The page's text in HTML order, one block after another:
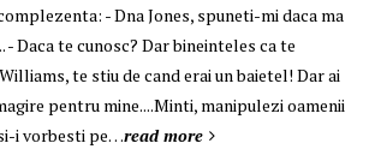
- Dna Jones, spuneti-mi daca ma
- Daca te cunosc? Dar bineinteles ca te
te stiu de cand erai un baietel! Dar ai
pentru mine....Minti, manipulezi oamenii
i vorbesti pe…read more